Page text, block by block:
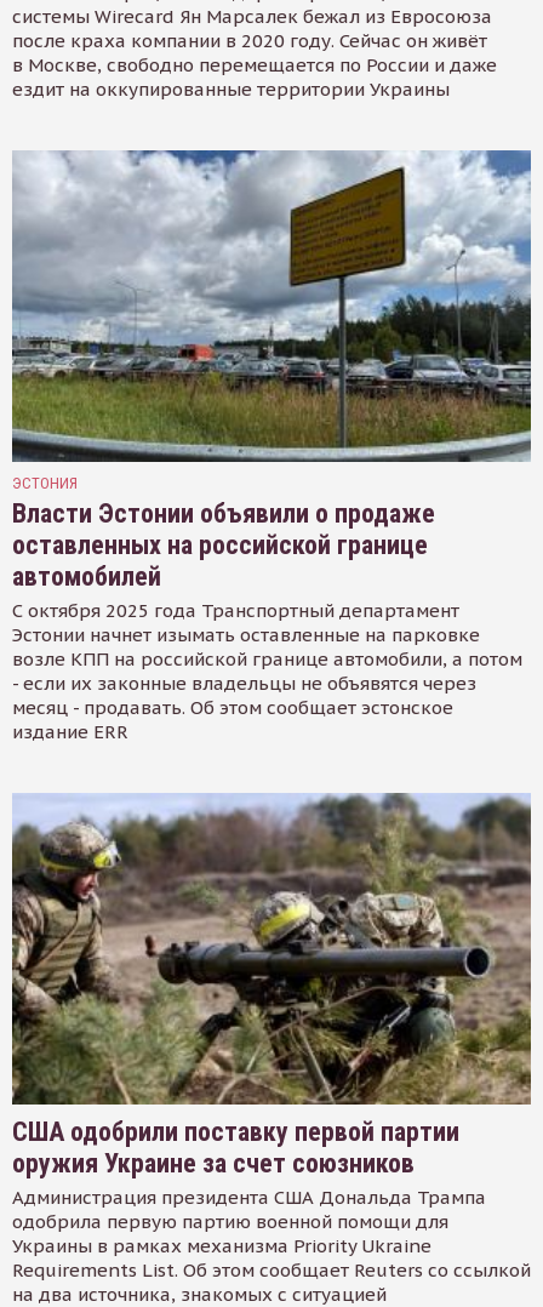
системы Wirecard Ян Марсалек бежал из Евросоюза
после краха компании в 2020 году. Сейчас он живёт
в Москве, свободно перемещается по России и даже
ездит на оккупированные территории Украины
ЭСТОНИЯ
Власти Эстонии объявили о продаже
оставленных на российской границе
автомобилей
С октября 2025 года Транспортный департамент
Эстонии начнет изымать оставленные на парковке
возле КПП на российской границе автомобили, а потом
- если их законные владельцы не объявятся через
месяц - продавать. Об этом сообщает эстонское
издание ERR
США одобрили поставку первой партии
оружия Украине за счет союзников
Администрация президента США Дональда Трампа
одобрила первую партию военной помощи для
Украины в рамках механизма Priority Ukraine
Requirements List. Об этом сообщает Reuters со ссылкой
на два источника, знакомых с ситуацией